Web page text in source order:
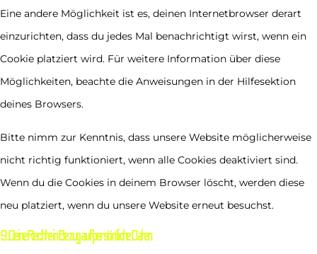
Eine andere Möglichkeit ist es, deinen Internetbrowser derart
einzurichten, dass du jedes Mal benachrichtigt wirst, wenn ein
Cookie platziert wird. Für weitere Information über diese
Möglichkeiten, beachte die Anweisungen in der Hilfesektion
deines Browsers.
Bitte nimm zur Kenntnis, dass unsere Website möglicherweise
nicht richtig funktioniert, wenn alle Cookies deaktiviert sind.
Wenn du die Cookies in deinem Browser löscht, werden diese
neu platziert, wenn du unsere Website erneut besuchst.
9. Deine Rechte in Bezug auf persönliche Daten